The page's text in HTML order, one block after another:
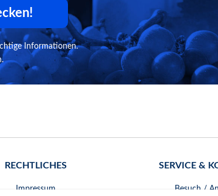
Informationen.
RECHTLICHES
Impressum
SERVICE &
Besuch /